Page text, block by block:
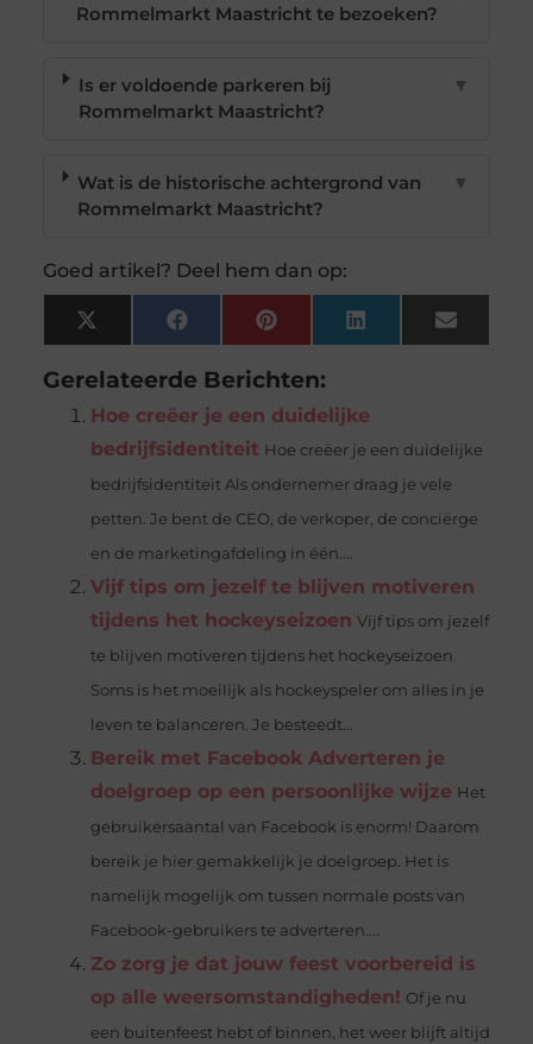
Rommelmarkt Maastricht te bezoeken?
Is er voldoende parkeren bij
Rommelmarkt Maastricht?
▼
Wat is de historische achtergrond van
Rommelmarkt Maastricht?
▼
Goed artikel? Deel hem dan op:
X
(Twitter)
FacebookPinterest LinkedIn Email
Gerelateerde Berichten:
Hoe creëer je een duidelijke
bedrijfsidentiteit Hoe creëer je een duidelijke
bedrijfsidentiteit Als ondernemer draag je vele
petten. Je bent de CEO, de verkoper, de conciërge
en de marketingafdeling in één....
Vijf tips om jezelf te blijven motiveren
tijdens het hockeyseizoen Vijf tips om jezelf
te blijven motiveren tijdens het hockeyseizoen
Soms is het moeilijk als hockeyspeler om alles in je
leven te balanceren. Je besteedt...
Bereik met Facebook Adverteren je
doelgroep op een persoonlijke wijze Het
gebruikersaantal van Facebook is enorm! Daarom
bereik je hier gemakkelijk je doelgroep. Het is
namelijk mogelijk om tussen normale posts van
Facebook-gebruikers te adverteren....
Zo zorg je dat jouw feest voorbereid is
op alle weersomstandigheden! Of je nu
een buitenfeest hebt of binnen, het weer blijft altijd